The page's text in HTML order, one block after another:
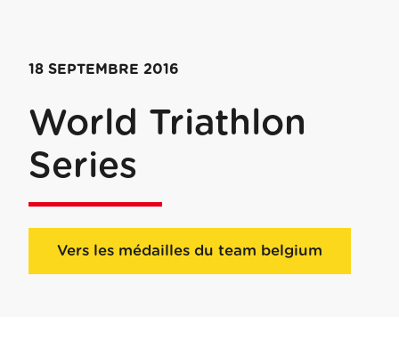
18 SEPTEMBRE 2016
World Triathlon
Series
Vers les médailles du team belgium